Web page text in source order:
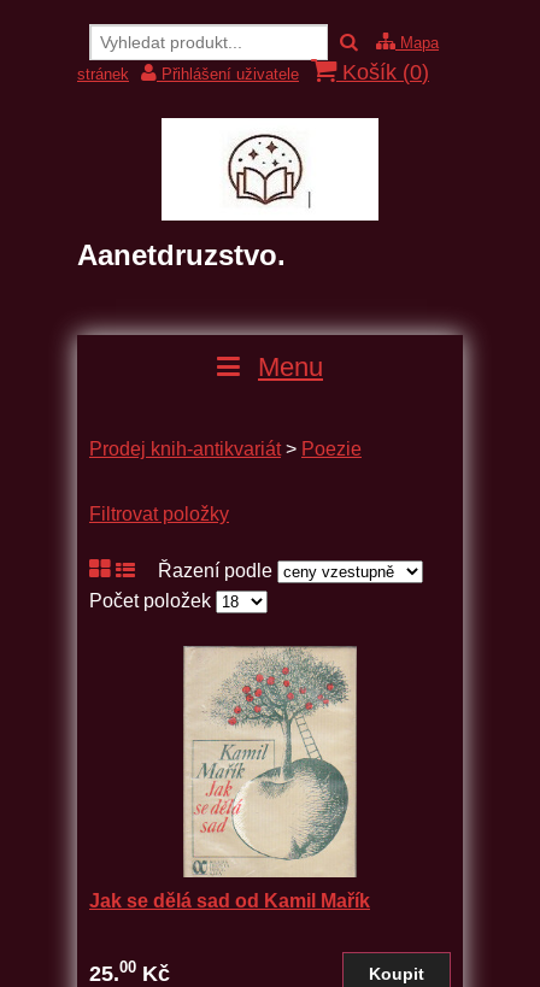
Mapa
stránek
Přihlášení uživatele Košík (0)
Aanetdruzstvo.
Menu
Prodej knih-antikvariát > Poezie
Filtrovat položky
Řazení podle
Počet položek
Jak se dělá sad od Kamil Mařík
25.00 Kč